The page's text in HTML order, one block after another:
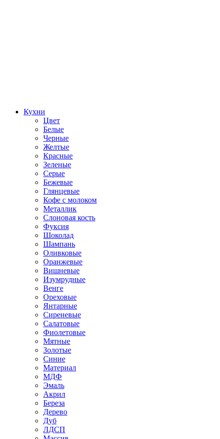
Кухни
Цвет
Белые
Черные
Желтые
Красные
Зеленые
Серые
Бежевые
Глянцевые
Кофе с молоком
Металлик
Слоновая кость
Фуксия
Шоколад
Шампань
Оливковые
Оранжевые
Вишневые
Изумрудные
Венге
Ореховые
Янтарные
Сиреневые
Салатовые
Фиолетовые
Мятные
Золотые
Синие
Материал
МДФ
Эмаль
Акрил
Береза
Дерево
Дуб
ЛДСП